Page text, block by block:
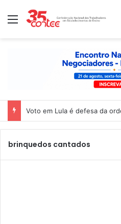
Menu
Voto em Lula é defesa da
brinquedos cantados